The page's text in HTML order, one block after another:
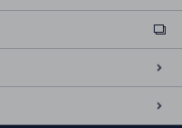
ext
e
r
n
al